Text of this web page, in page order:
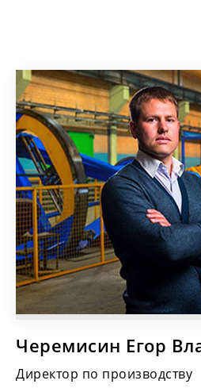
Черемисин Егор
Директор по производству